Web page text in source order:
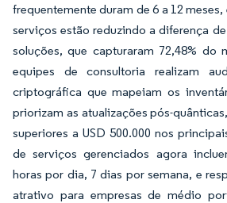
frequentemente duram de 6 a 12
serviços estão reduzindo a diferença
soluções, que capturaram 72,48% do
equipes de consultoria realizam
criptográfica que mapeiam os
priorizam as atualizações pós-
superiores a USD 500.000 nos
de serviços gerenciados agora
horas por dia, 7 dias por semana, e
atrativo para empresas de médio